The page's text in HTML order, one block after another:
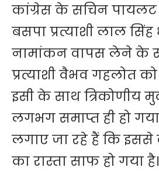
कांग्रेस के सचिन पायलट
बसपा प्रत्याशी लाल
नामांकन वापस लेने के
प्रत्याशी वैभव गहलोत
इसी के साथ त्रिकोणीय
लगभग समाप्त ही हो
लगाए जा रहे हैं कि
का रास्ता साफ हो गया है।